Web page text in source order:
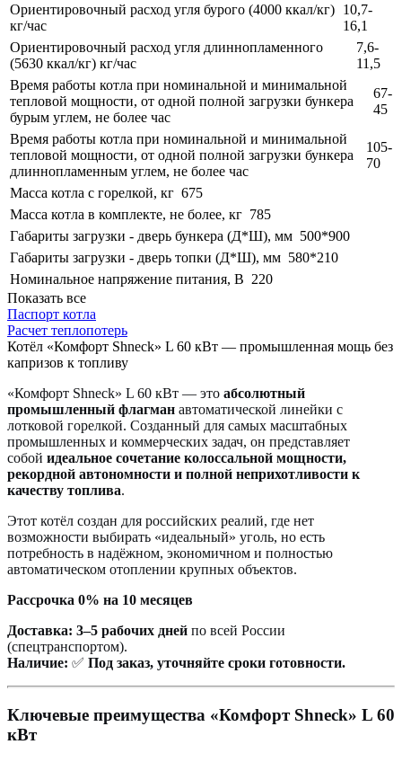
Ориентировочный расход угля бурого (4000 ккал/кг)
кг/час
10,7-
16,1
Ориентировочный расход угля длиннопламенного
(5630 ккал/кг) кг/час
7,6-
11,5
Время работы котла при номинальной и минимальной
тепловой мощности, от одной полной загрузки бункера
бурым углем, не более час
67-
45
Время работы котла при номинальной и минимальной
тепловой мощности, от одной полной загрузки бункера
длиннопламенным углем, не более час
105-
70
Масса котла с горелкой, кг 675
Масса котла в комплекте, не более, кг 785
Габариты загрузки - дверь бункера (Д*Ш), мм 500*900
Габариты загрузки - дверь топки (Д*Ш), мм 580*210
Номинальное напряжение питания, В 220
Показать все
Паспорт котла
Расчет теплопотерь
Котёл «Комфорт Shneck» L 60 кВт — промышленная мощь без
капризов к топливу
«Комфорт Shneck» L 60 кВт — это абсолютный
промышленный флагман автоматической линейки с
лотковой горелкой. Созданный для самых масштабных
промышленных и коммерческих задач, он представляет
собой идеальное сочетание колоссальной мощности,
рекордной автономности и полной неприхотливости к
качеству топлива.
Этот котёл создан для российских реалий, где нет
возможности выбирать «идеальный» уголь, но есть
потребность в надёжном, экономичном и полностью
автоматическом отоплении крупных объектов.
Рассрочка 0% на 10 месяцев
Доставка: 3–5 рабочих дней по всей России
(спецтранспортом).
Наличие: ✅ Под заказ, уточняйте сроки готовности.
Ключевые преимущества «Комфорт Shneck» L 60
кВт